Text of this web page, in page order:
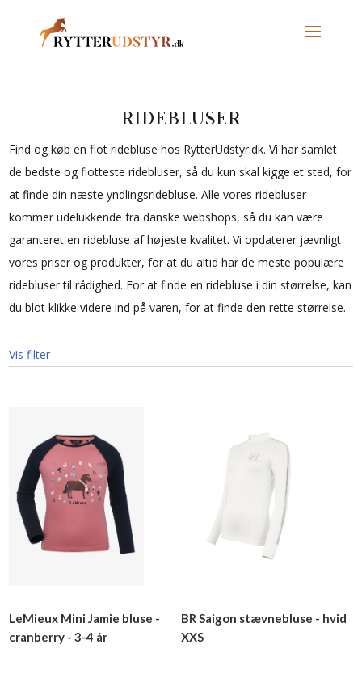
RIDEBLUSER
Find og køb en flot ridebluse hos RytterUdstyr.dk. Vi har samlet
de bedste og flotteste ridebluser, så du kun skal kigge et sted, for
at finde din næste yndlingsridebluse. Alle vores ridebluser
kommer udelukkende fra danske webshops, så du kan være
garanteret en ridebluse af højeste kvalitet. Vi opdaterer jævnligt
vores priser og produkter, for at du altid har de meste populære
ridebluser til rådighed. For at finde en ridebluse i din størrelse, kan
du blot klikke videre ind på varen, for at finde den rette størrelse.
Vis filter
LeMieux Mini Jamie bluse -
cranberry - 3-4 år
BR Saigon stævnebluse - hvid
XXS